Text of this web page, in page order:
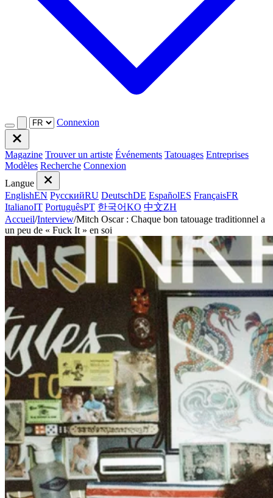
Connexion
Magazine Trouver un artiste Événements Tatouages Entreprises
Modèles Recherche Connexion
Langue
EnglishEN РусскийRU DeutschDE EspañolES FrançaisFR
ItalianoIT PortuguêsPT 한국어KO 中文ZH
Accueil/Interview/Mitch Oscar : Chaque bon tatouage traditionnel a
un peu de « Fuck It » en soi